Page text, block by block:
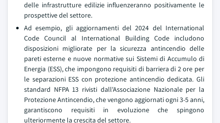
delle infrastrutture edilizie influenzeranno positivamente le
prospettive del settore.
Ad esempio, gli aggiornamenti del 2024 del International
Code Council al International Building Code includono
disposizioni migliorate per la sicurezza antincendio delle
pareti esterne e nuove normative sui Sistemi di Accumulo di
Energia (ESS), che impongono requisiti di barriera di 2 ore per
le separazioni ESS con protezione antincendio dedicata. Gli
standard NFPA 13 rivisti dall'Associazione Nazionale per la
Protezione Antincendio, che vengono aggiornati ogni 3-5 anni,
garantiscono requisiti in evoluzione che spingono
ulteriormente la crescita del settore.